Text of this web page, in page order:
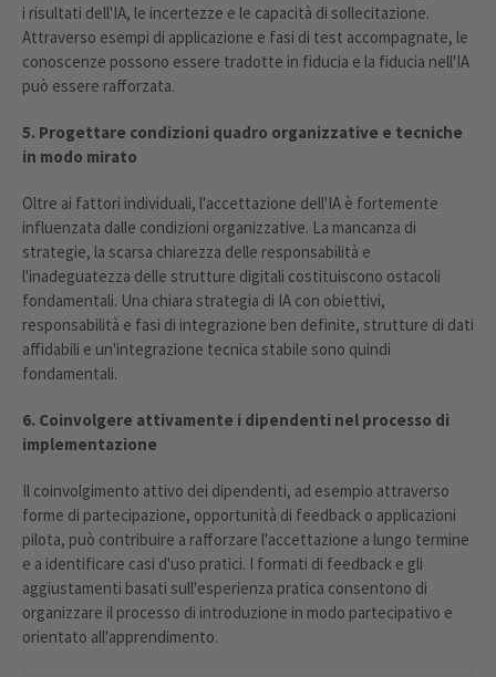
i risultati dell'IA, le incertezze e le capacità di sollecitazione.
Attraverso esempi di applicazione e fasi di test accompagnate, le
conoscenze possono essere tradotte in fiducia e la fiducia nell'IA
può essere rafforzata.
5. Progettare condizioni quadro organizzative e tecniche
in modo mirato
Oltre ai fattori individuali, l'accettazione dell'IA è fortemente
influenzata dalle condizioni organizzative. La mancanza di
strategie, la scarsa chiarezza delle responsabilità e
l'inadeguatezza delle strutture digitali costituiscono ostacoli
fondamentali. Una chiara strategia di IA con obiettivi,
responsabilità e fasi di integrazione ben definite, strutture di dati
affidabili e un'integrazione tecnica stabile sono quindi
fondamentali.
6. Coinvolgere attivamente i dipendenti nel processo di
implementazione
Il coinvolgimento attivo dei dipendenti, ad esempio attraverso
forme di partecipazione, opportunità di feedback o applicazioni
pilota, può contribuire a rafforzare l'accettazione a lungo termine
e a identificare casi d'uso pratici. I formati di feedback e gli
aggiustamenti basati sull'esperienza pratica consentono di
organizzare il processo di introduzione in modo partecipativo e
orientato all'apprendimento.